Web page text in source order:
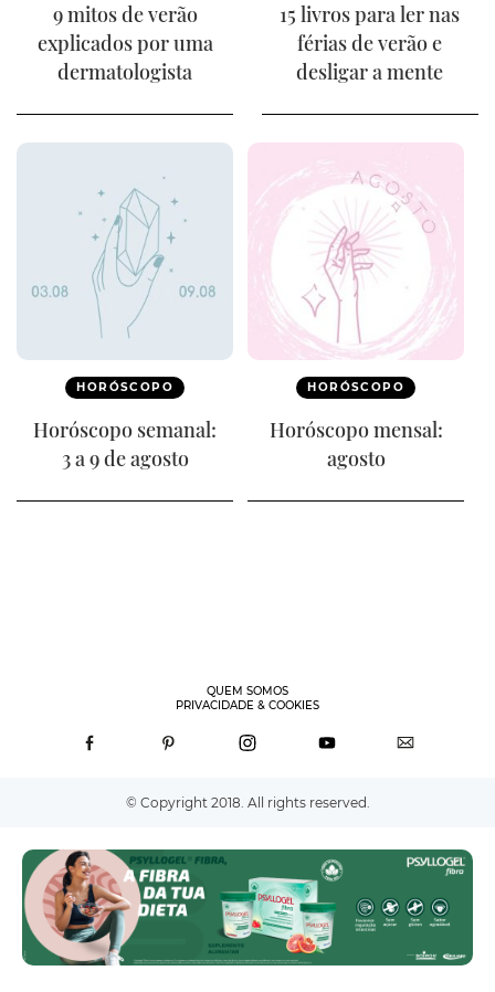
9 mitos de verão
explicados por uma
dermatologista
15 livros para ler nas
férias de verão e
desligar a mente
HORÓSCOPO
Horóscopo semanal:
3 a 9 de agosto
HORÓSCOPO
Horóscopo mensal:
agosto
QUEM SOMOS
PRIVACIDADE & COOKIES
© Copyright 2018. All rights reserved.